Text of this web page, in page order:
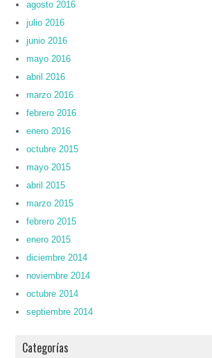
agosto 2016
julio 2016
junio 2016
mayo 2016
abril 2016
marzo 2016
febrero 2016
enero 2016
octubre 2015
mayo 2015
abril 2015
marzo 2015
febrero 2015
enero 2015
diciembre 2014
noviembre 2014
octubre 2014
septiembre 2014
Categorías